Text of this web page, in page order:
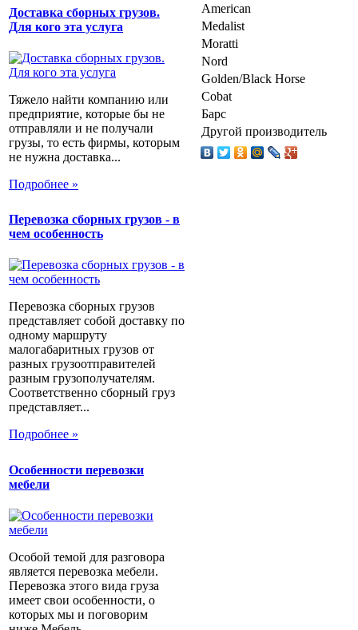
Доставка сборных грузов.
Для кого эта услуга
Тяжело найти компанию или
предприятие, которые бы не
отправляли и не получали
грузы, то есть фирмы, которым
не нужна доставка...
Подробнее »
Перевозка сборных грузов - в
чем особенность
Перевозка сборных грузов
представляет собой доставку по
одному маршруту
малогабаритных грузов от
разных грузоотправителей
разным грузополучателям.
Соответственно сборный груз
представляет...
Подробнее »
Особенности перевозки
мебели
Особой темой для разговора
является перевозка мебели.
Перевозка этого вида груза
имеет свои особенности, о
которых мы и поговорим
American
Medalist
Moratti
Nord
Golden/Black Horse
Cobat
Барс
Другой производитель